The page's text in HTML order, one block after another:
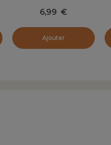
6,99 €
Ajouter